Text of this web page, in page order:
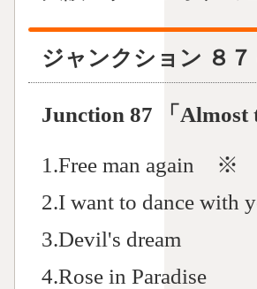
ジャンクション ８
Junction 87 「Almost
1.Free man again ※
2.I want to dance with
3.Devil's dream
4.Rose in Paradise